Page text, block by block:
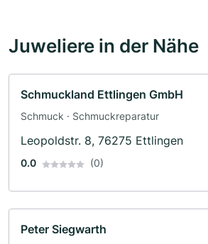
Juweliere in der Nähe
Schmuckland Ettlingen GmbH
Schmuck · Schmuckreparatur
Leopoldstr. 8, 76275 Ettlingen
0.0 (0)
Peter Siegwarth